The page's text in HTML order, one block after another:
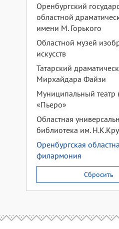
Оренбургский
областной
имени М. Горького
Областной музей
искусств
Татарский
Мирхайдара Файзи
Муниципальный театр
«Пьеро»
Областная
библиотека им.
Оренбургская
филармония
Сбросить